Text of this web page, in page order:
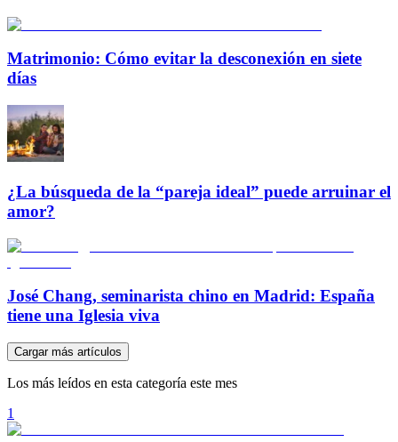
Matrimonio: Cómo evitar la desconexión en siete
días
¿La búsqueda de la “pareja ideal” puede arruinar el
amor?
José Chang, seminarista chino en Madrid: España
tiene una Iglesia viva
Cargar más artículos
Los más leídos en esta categoría este mes
1